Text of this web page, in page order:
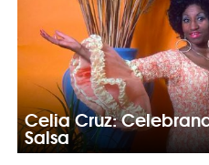
Celia Cruz:
Salsa